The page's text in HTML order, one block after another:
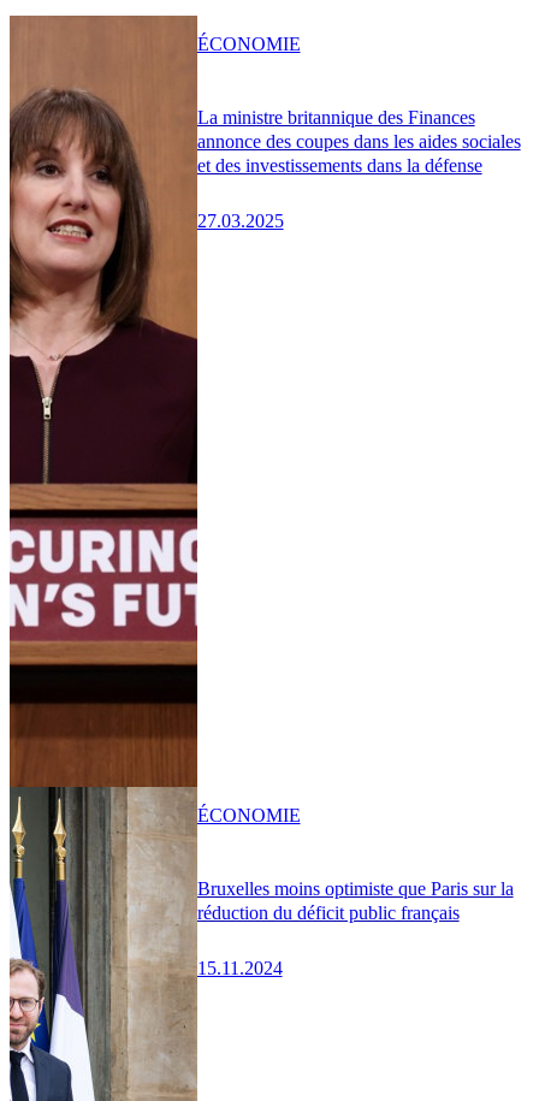
La ministre britannique des Finances
annonce des coupes dans les aides sociales
et des investissements dans la défense
27.03.2025
ÉCONOMIE
Bruxelles moins optimiste que Paris sur la
réduction du déficit public français
15.11.2024
ÉCONOMIE